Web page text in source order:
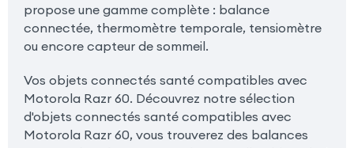
propose une gamme complète : balance
connectée, thermomètre temporale, tensiomètre
ou encore capteur de sommeil.
Vos objets connectés santé compatibles avec
Motorola Razr 60. Découvrez notre sélection
d'objets connectés santé compatibles avec
Motorola Razr 60, vous trouverez des balances